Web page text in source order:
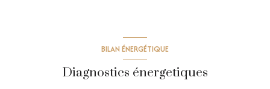
BILAN ÉNERGÉTIQUE
Diagnostics énergetiques